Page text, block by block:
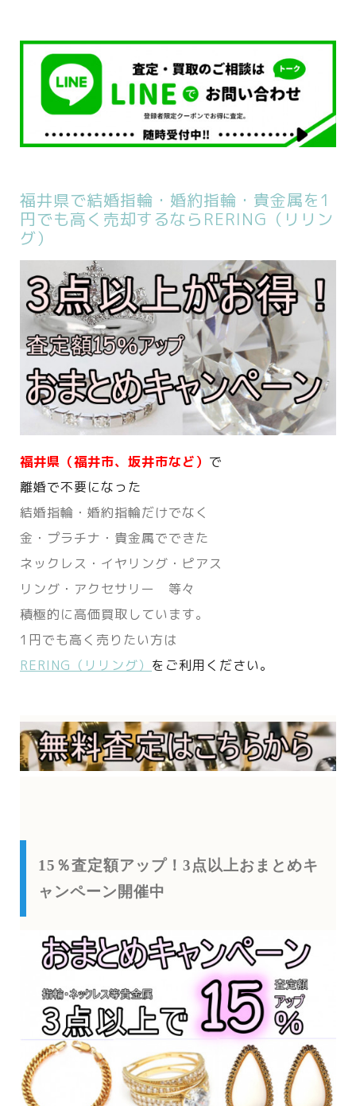
福井県で結婚指輪・婚約指輪・貴金属を1
円でも高く売却するならRERING（リリン
グ）
福井県（福井市、坂井市など） で
離婚で不要になった
結婚指輪・婚約指輪だけでなく
金・プラチナ・貴金属でできた
ネックレス・イヤリング・ピアス
リング・アクセサリー 等々
積極的に高価買取しています。
1円でも高く売りたい方は
RERING（リリング） をご利用ください。
15％査定額アップ！3点以上おまとめキ
ャンペーン開催中